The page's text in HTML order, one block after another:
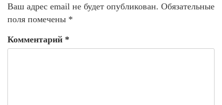
Ваш адрес email не будет опубликован. Обязательные
поля помечены *
Комментарий *